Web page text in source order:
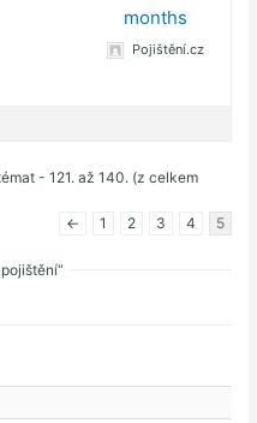
months
Pojištění.cz
- 121. až 140. (z celkem
←
1 2 3 4 5